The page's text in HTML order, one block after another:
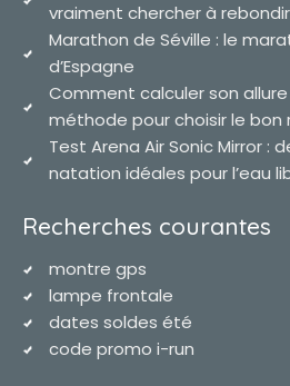
vraiment chercher à
Marathon de Séville : le
d’Espagne
Comment calculer son
méthode pour choisir le bon
Test Arena Air Sonic Mirror :
natation idéales pour l’eau
Recherches courantes
montre gps
lampe frontale
dates soldes été
code promo i-run